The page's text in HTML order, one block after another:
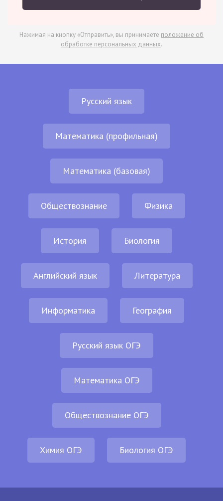
Нажимая на кнопку «Отправить», вы принимаете положение об
обработке персональных данных.
Русский язык
Математика (профильная)
Математика (базовая)
Обществознание Физика
История Биология
Английский язык Литература
Информатика География
Русский язык ОГЭ
Математика ОГЭ
Обществознание ОГЭ
Химия ОГЭ Биология ОГЭ